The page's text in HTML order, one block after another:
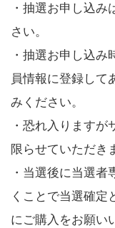
・抽選お申し込
さい。
・抽選お申し込
員情報に登録して
みください。
・恐れ入ります
限らせていただき
・当選後に当選
くことで当選確定
にご購入をお願い